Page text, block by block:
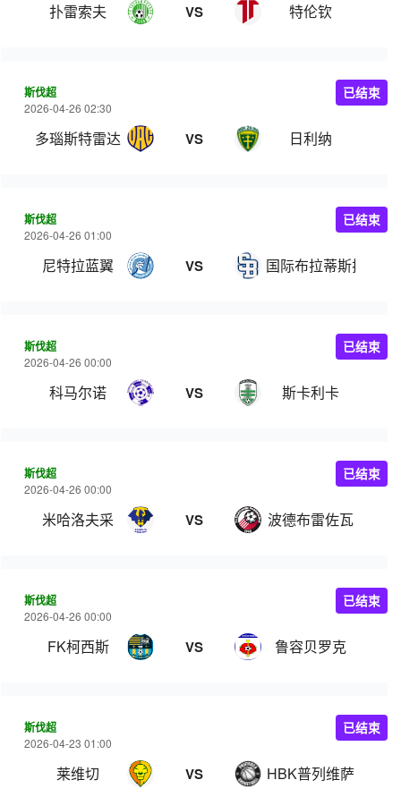
扑雷索夫 VS 特伦钦
斯伐超
2026-04-26 02:30
多瑙斯特雷达 VS 日利纳
已结束
斯伐超
2026-04-26 01:00
尼特拉蓝翼 VS 国际布拉蒂斯拉瓦
已结束
斯伐超
2026-04-26 00:00
科马尔诺 VS 斯卡利卡
已结束
斯伐超
2026-04-26 00:00
米哈洛夫采 VS 波德布雷佐瓦
已结束
斯伐超
2026-04-26 00:00
FK柯西斯 VS 鲁容贝罗克
已结束
斯伐超
2026-04-23 01:00
莱维切 VS HBK普列维萨
已结束